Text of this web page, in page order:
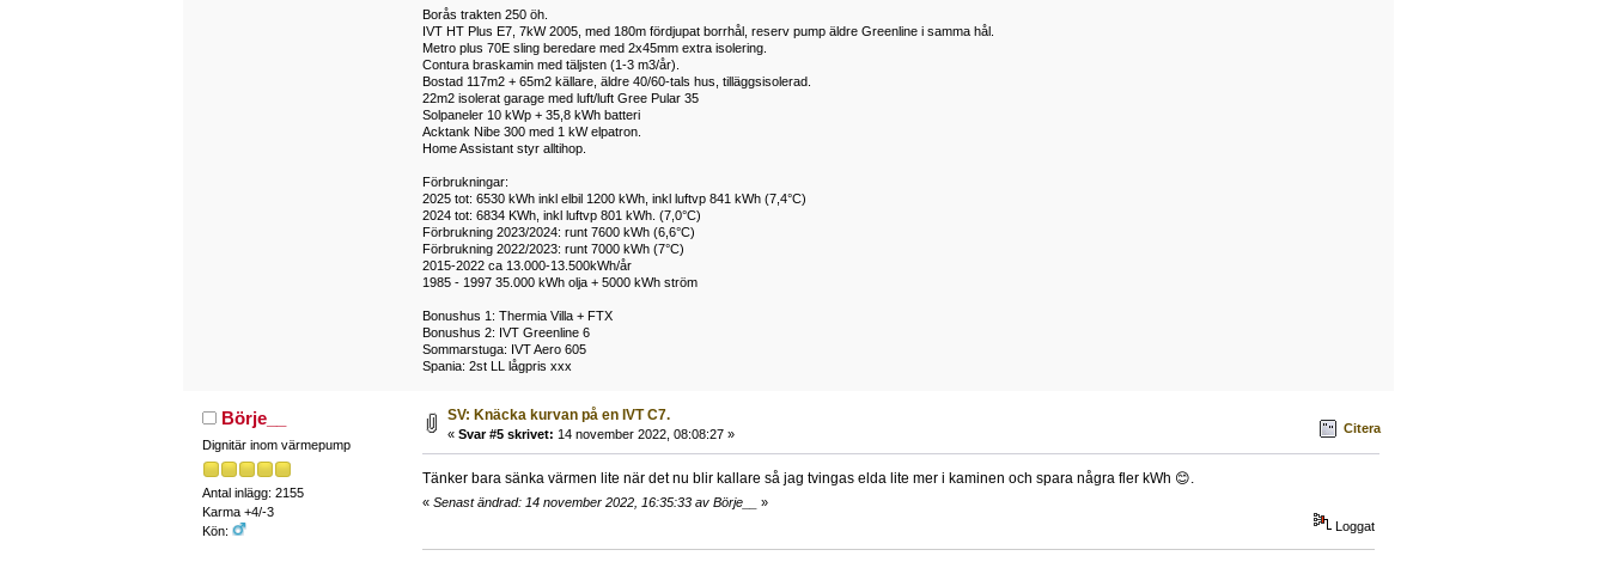
Borås trakten 250 öh.
IVT HT Plus E7, 7kW 2005, med 180m fördjupat borrhål, reserv pump äldre Greenline i samma hål.
Metro plus 70E sling beredare med 2x45mm extra isolering.
Contura braskamin med täljsten (1-3 m3/år).
Bostad 117m2 + 65m2 källare, äldre 40/60-tals hus, tilläggsisolerad.
22m2 isolerat garage med luft/luft Gree Pular 35
Solpaneler 10 kWp + 35,8 kWh batteri
Acktank Nibe 300 med 1 kW elpatron.
Home Assistant styr alltihop.
Förbrukningar:
2025 tot: 6530 kWh inkl elbil 1200 kWh, inkl luftvp 841 kWh (7,4°C)
2024 tot: 6834 KWh, inkl luftvp 801 kWh. (7,0°C)
Förbrukning 2023/2024: runt 7600 kWh (6,6°C)
Förbrukning 2022/2023: runt 7000 kWh (7°C)
2015-2022 ca 13.000-13.500kWh/år
1985 - 1997 35.000 kWh olja + 5000 kWh ström
Bonushus 1: Thermia Villa + FTX
Bonushus 2: IVT Greenline 6
Sommarstuga: IVT Aero 605
Spania: 2st LL lågpris xxx
Börje__
Dignitär inom värmepump
Antal inlägg: 2155
Karma +4/-3
Kön:
SV: Knäcka kurvan på en IVT C7.
« Svar #5 skrivet: 14 november 2022, 08:08:27 » Citera
Tänker bara sänka värmen lite när det nu blir kallare så jag tvingas elda lite mer i kaminen och spara några fler kWh 😊.
« Senast ändrad: 14 november 2022, 16:35:33 av Börje__
»
Loggat